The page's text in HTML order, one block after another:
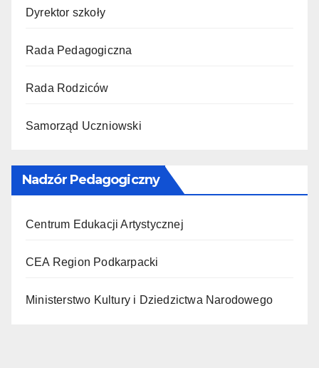
Dyrektor szkoły
Rada Pedagogiczna
Rada Rodziców
Samorząd Uczniowski
Nadzór Pedagogiczny
Centrum Edukacji Artystycznej
CEA Region Podkarpacki
Ministerstwo Kultury i Dziedzictwa Narodowego